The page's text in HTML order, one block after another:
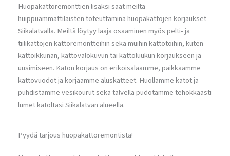
Huopakattoremonttien lisäksi saat meiltä
huippuammattilaisten toteuttamina huopakattojen korjaukset
Siikalatvalla. Meiltä löytyy laaja osaaminen myös pelti- ja
tiilikattojen kattoremontteihin sekä muihin kattotöihin, kuten
kattoikkunan, kattovalokuvun tai kattoluukun korjaukseen ja
uusimiseen. Katon korjaus on erikoisalaamme, paikkaamme
kattovuodot ja korjaamme aluskatteet. Huollamme katot ja
puhdistamme vesikourut sekä talvella pudotamme tehokkaasti
lumet katoltasi Siikalatvan alueella.
Pyydä tarjous huopakattoremontista!